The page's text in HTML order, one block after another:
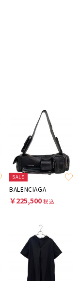
SALE
BALENCIAGA
￥225,500税込